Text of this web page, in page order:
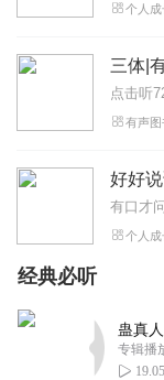
个人成
有声图
好好
个人成
经典必听
专辑播